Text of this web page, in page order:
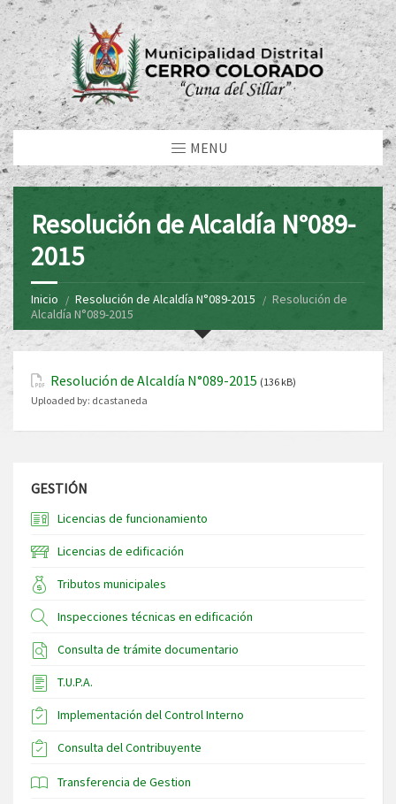
MENU
Resolución de Alcaldía N°089-
2015
Inicio Resolución de Alcaldía N°089-2015
Resolución de
Alcaldía N°089-2015
Resolución de Alcaldía N°089-2015 (136 kB)
Uploaded by: dcastaneda
GESTIÓN
Licencias de funcionamiento
Licencias de edificación
Tributos municipales
Inspecciones técnicas en edificación
Consulta de trámite documentario
T.U.P.A.
Implementación del Control Interno
Consulta del Contribuyente
Transferencia de Gestion